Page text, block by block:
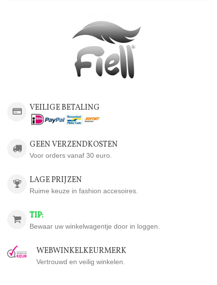
VEILIGE BETALING
GEEN VERZENDKOSTEN
Voor orders vanaf 30 euro.
LAGE PRIJZEN
Ruime keuze in fashion accesoires.
TIP:
Bewaar uw winkelwagentje door in loggen.
WEBWINKELKEURMERK
Vertrouwd en veilig winkelen.